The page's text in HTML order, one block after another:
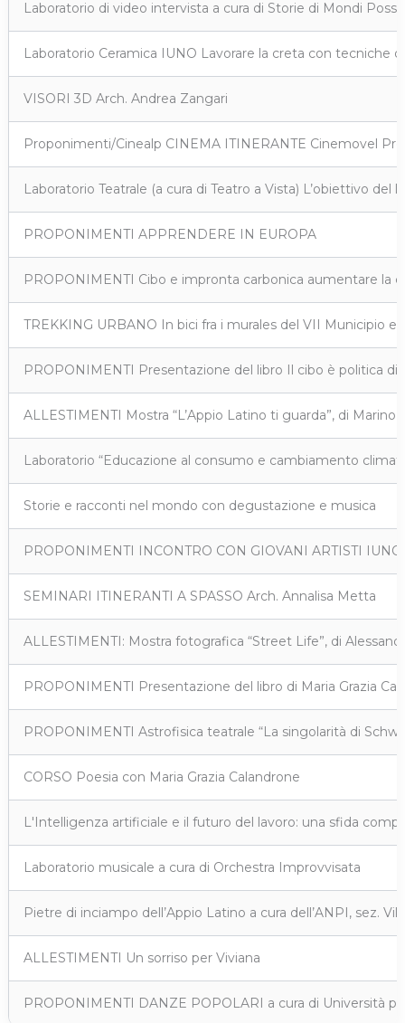
Laboratorio di video intervista a cura di Storie di Mondi
Laboratorio Ceramica IUNO Lavorare la creta con tecniche
VISORI 3D Arch. Andrea Zangari
Proponimenti/Cinealp CINEMA ITINERANTE Cinemovel
Laboratorio Teatrale (a cura di Teatro a Vista) L’obiettivo
PROPONIMENTI APPRENDERE IN EUROPA
PROPONIMENTI Cibo e impronta carbonica aumentare la
TREKKING URBANO In bici fra i murales del VII Municipio e
PROPONIMENTI Presentazione del libro Il cibo è politica di
ALLESTIMENTI Mostra “L’Appio Latino ti guarda”, di Marino
Laboratorio “Educazione al consumo e cambiamento
Storie e racconti nel mondo con degustazione e musica
PROPONIMENTI INCONTRO CON GIOVANI ARTISTI
SEMINARI ITINERANTI A SPASSO Arch. Annalisa Metta
ALLESTIMENTI: Mostra fotografica “Street Life”, di
PROPONIMENTI Presentazione del libro di Maria Grazia
PROPONIMENTI Astrofisica teatrale “La singolarità di
CORSO Poesia con Maria Grazia Calandrone
L'Intelligenza artificiale e il futuro del lavoro: una sfida
Laboratorio musicale a cura di Orchestra Improvvisata
Pietre di inciampo dell’Appio Latino a cura dell’ANPI, sez.
ALLESTIMENTI Un sorriso per Viviana
PROPONIMENTI DANZE POPOLARI a cura di Università